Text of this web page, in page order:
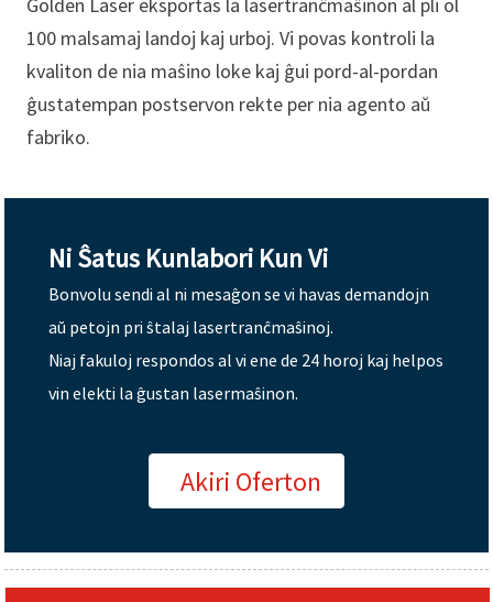
Golden Laser eksportas la lasertranĉmaŝinon al pli ol
100 malsamaj landoj kaj urboj. Vi povas kontroli la
kvaliton de nia maŝino loke kaj ĝui pord-al-pordan
ĝustatempan postservon rekte per nia agento aŭ
fabriko.
Ni Ŝatus Kunlabori Kun Vi
Bonvolu sendi al ni mesaĝon se vi havas demandojn
aŭ petojn pri ŝtalaj lasertranĉmaŝinoj.
Niaj fakuloj respondos al vi ene de 24 horoj kaj helpos
vin elekti la ĝustan lasermaŝinon.
Akiri Oferton